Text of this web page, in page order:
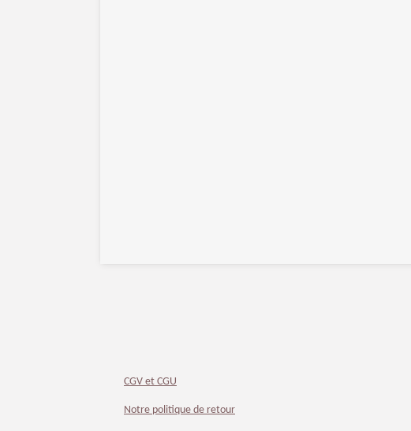
CGV et CGU
Notre politique de retour